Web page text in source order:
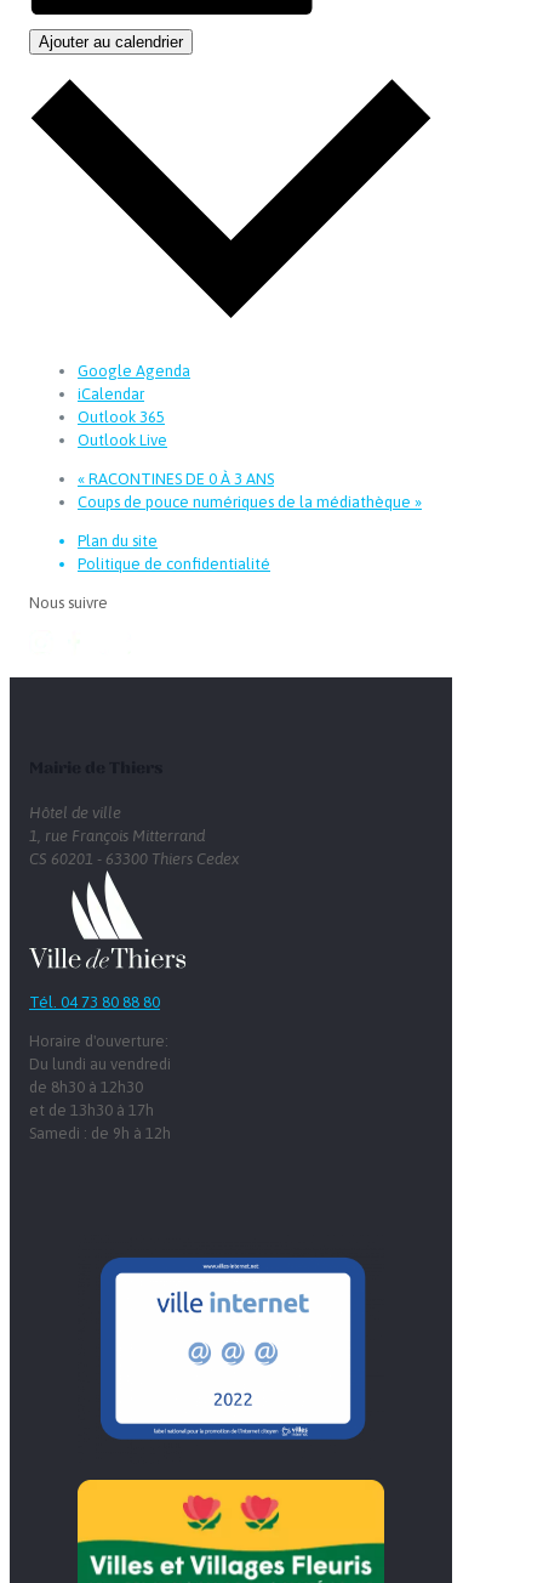
Ajouter au calendrier
Google Agenda
iCalendar
Outlook 365
Outlook Live
« RACONTINES DE 0 À 3 ANS
Coups de pouce numériques de la médiathèque »
Plan du site
Politique de confidentialité
Nous suivre
Hôtel de ville
1, rue François Mitterrand
CS 60201 - 63300 Thiers Cedex
Tél. 04 73 80 88 80
Horaire d'ouverture:
Du lundi au vendredi
de 8h30 à 12h30
et de 13h30 à 17h
Samedi : de 9h à 12h